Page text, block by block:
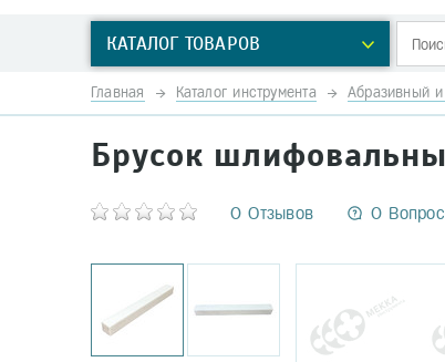
КАТАЛОГ ТОВАРОВ
Главная Каталог инструмента Абразивный
Брусок
0 Отзывов 0